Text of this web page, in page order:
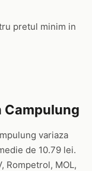
pretul minim in
Campulung
variaza
de 10.79 lei.
Rompetrol, MOL,